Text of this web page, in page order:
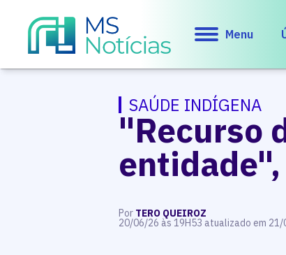
Menu
SAÚDE INDÍGENA
"Recurso
Por TERO QUEIROZ
20/06/26 às 19H53 atualizado em 21/